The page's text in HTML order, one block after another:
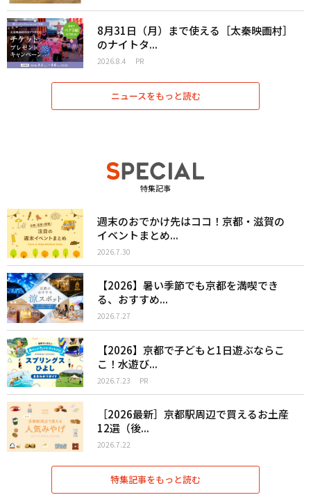
8月31日（月）まで使える［太秦映画村］
のナイトタ...
2026.8.4 PR
ニュースをもっと読む
特集記事
週末のおでかけ先はココ！京都・滋賀の
イベントまとめ...
2026.7.30
【2026】暑い季節でも京都を満喫でき
る、おすすめ...
2026.7.27
【2026】京都で子どもと1日遊ぶならこ
こ！水遊び...
2026.7.23 PR
［2026最新］京都駅周辺で買えるお土産
12選（後...
2026.7.22
特集記事をもっと読む